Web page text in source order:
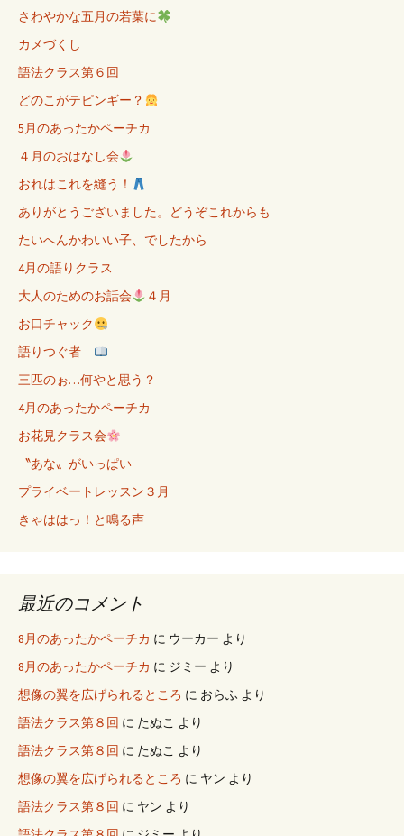
さわやかな五月の若葉に
カメづくし
語法クラス第６回
どのこがテピンギー？
5月のあったかペーチカ
４月のおはなし会
おれはこれを縫う！
ありがとうございました。どうぞこれからも
たいへんかわいい子、でしたから
4月の語りクラス
大人のためのお話会
４月
お口チャック
語りつぐ者
三匹のぉ…何やと思う？
4月のあったかペーチカ
お花見クラス会
〝あな〟がいっぱい
プライベートレッスン３月
きゃははっ！と鳴る声
最近のコメント
8月のあったかペーチカ に ウーカー より
8月のあったかペーチカ に ジミー より
想像の翼を広げられるところ に おらふ より
語法クラス第８回 に たぬこ より
語法クラス第８回 に たぬこ より
想像の翼を広げられるところ に ヤン より
語法クラス第８回 に ヤン より